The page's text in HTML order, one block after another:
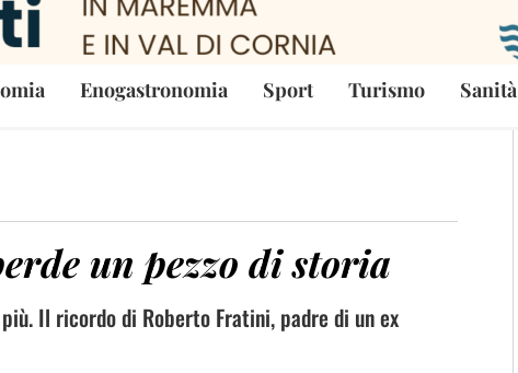
Enogastronomia Sport Turismo Sanità
un pezzo di storia
Il ricordo di Roberto Fratini, padre di un ex